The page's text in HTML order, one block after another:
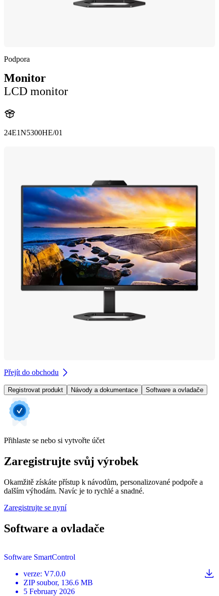
Podpora
Monitor
LCD monitor
24E1N5300HE/01
Přejít do obchodu
Registrovat produkt Návody a dokumentace Software a ovladače
Přihlaste se nebo si vytvořte účet
Zaregistrujte svůj výrobek
Okamžitě získáte přístup k návodům, personalizované podpoře a
dalším výhodám. Navíc je to rychlé a snadné.
Zaregistrujte se nyní
Software a ovladače
Software SmartControl
verze: V7.0.0
ZIP soubor, 136.6 MB
5 February 2026